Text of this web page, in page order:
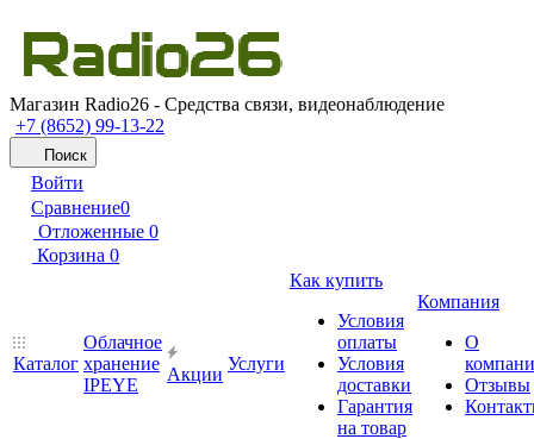
Магазин Radio26 - Средства связи, видеонаблюдение
+7 (8652) 99-13-22
Поиск
Войти
Сравнение0
Отложенные 0
Корзина 0
Каталог
Облачное
хранение
IPEYE
Акции
Услуги
Как купить
Условия
оплаты
Условия
доставки
Гарантия
на товар
Компания
О
Отзывы